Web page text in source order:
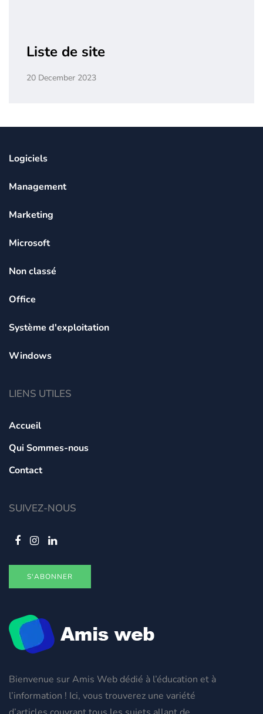
Liste de site
20 December 2023
Bienvenue sur Amis Web dédié à l’éducation et à
l’information ! Ici, vous trouverez une variété
Logiciels
Management
Marketing
Microsoft
Non classé
Office
Système d'exploitation
Windows
LIENS UTILES
Accueil
Qui Sommes-nous
Contact
SUIVEZ-NOUS
S'ABONNER